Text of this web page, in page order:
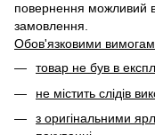
повернення можливий
замовлення.
Обов'язковими
товар не був в
не містить слідів
з оригінальними